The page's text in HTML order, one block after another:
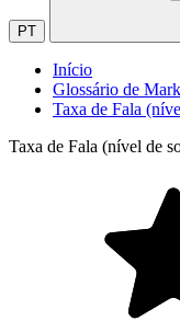
PT
Início
Glossário de
Taxa de Fala
Taxa de Fala (nível de